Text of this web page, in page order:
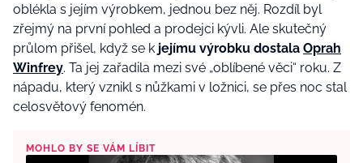
oblékla s jejím výrobkem, jednou bez něj. Rozdíl byl
zřejmý na první pohled a prodejci kývli. Ale skutečný
průlom přišel, když se k jejímu výrobku dostala Oprah
Winfrey. Ta jej zařadila mezi své „oblíbené věci“ roku. Z
nápadu, který vznikl s nůžkami v ložnici, se přes noc stal
celosvětový fenomén.
MOHLO BY SE VÁM LÍBIT